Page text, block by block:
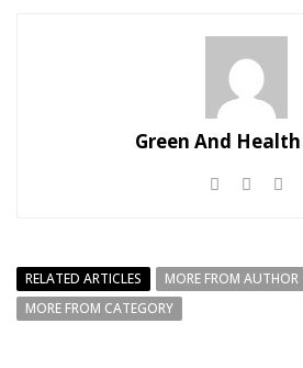
Green And
RELATED ARTICLES
MORE FROM AUTHOR
MORE FROM CATEGORY